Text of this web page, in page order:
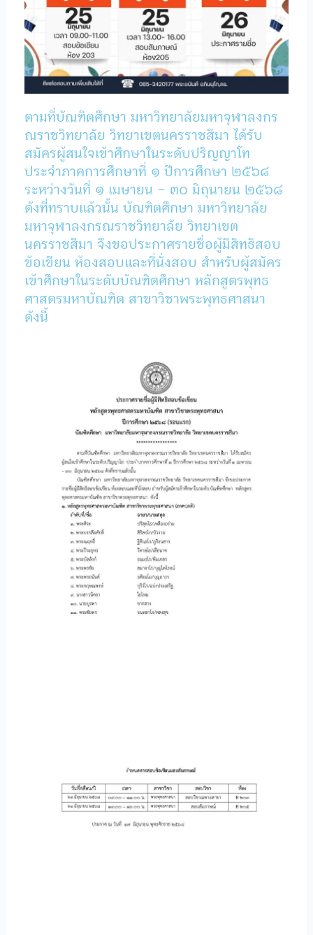
ตามที่บัณฑิตศึกษา มหาวิทยาลัยมหาจุฬาลงกร
ณราชวิทยาลัย วิทยาเขตนครราชสีมา ได้รับ
สมัครผู้สนใจเข้าศึกษาในระดับปริญญาโท
ประจำภาคการศึกษาที่ ๑ ปีการศึกษา ๒๕๖๘
ระหว่างวันที่ ๑ เมษายน – ๓๐ มิถุนายน ๒๕๖๘
ดังที่ทราบแล้วนั้น บัณฑิตศึกษา มหาวิทยาลัย
มหาจุฬาลงกรณราชวิทยาลัย วิทยาเขต
นครราชสีมา จึงขอประกาศรายชื่อผู้มีสิทธิสอบ
ข้อเขียน ห้องสอบและที่นั่งสอบ สำหรับผู้สมัคร
เข้าศึกษาในระดับบัณฑิตศึกษา หลักสูตรพุทธ
ศาสตรมหาบัณฑิต สาขาวิชาพระพุทธศาสนา
ดังนี้